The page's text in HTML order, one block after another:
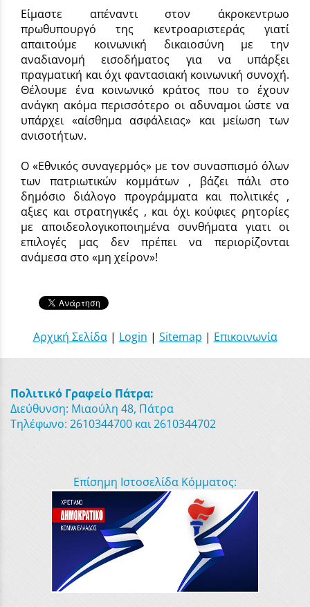
Είμαστε απέναντι στον άκροκεντρωο
πρωθυπουργό της κεντροαριστεράς γιατί
απαιτούμε κοινωνική δικαιοσύνη με την
αναδιανομή εισοδήματος για να υπάρξει
πραγματική και όχι φαντασιακή κοινωνική συνοχή.
Θέλουμε ένα κοινωνικό κράτος που το έχουν
ανάγκη ακόμα περισσότερο οι αδυναμοι ώστε να
υπάρχει «αίσθημα ασφάλειας» και μείωση των
ανισοτήτων.
Ο «Εθνικός συναγερμός» με τον συνασπισμό όλων
των πατριωτικών κομμάτων , βάζει πάλι στο
δημόσιο διάλογο προγράμματα και πολιτικές ,
αξιες και στρατηγικές , και όχι κούφιες ρητορίες
με αποιδεολογικοποιημένα συνθήματα γιατι οι
επιλογές μας δεν πρέπει να περιορίζονται
ανάμεσα στο «μη χείρον»!
Αρχική Σελίδα| Login | Sitemap | Επικοινωνία
Πολιτικό Γραφείο Πάτρα:
Διεύθυνση: Μιαούλη 48, Πάτρα
Τηλέφωνο: 2610344700 και 2610344702
Επίσημη Ιστοσελίδα Κόμματος: